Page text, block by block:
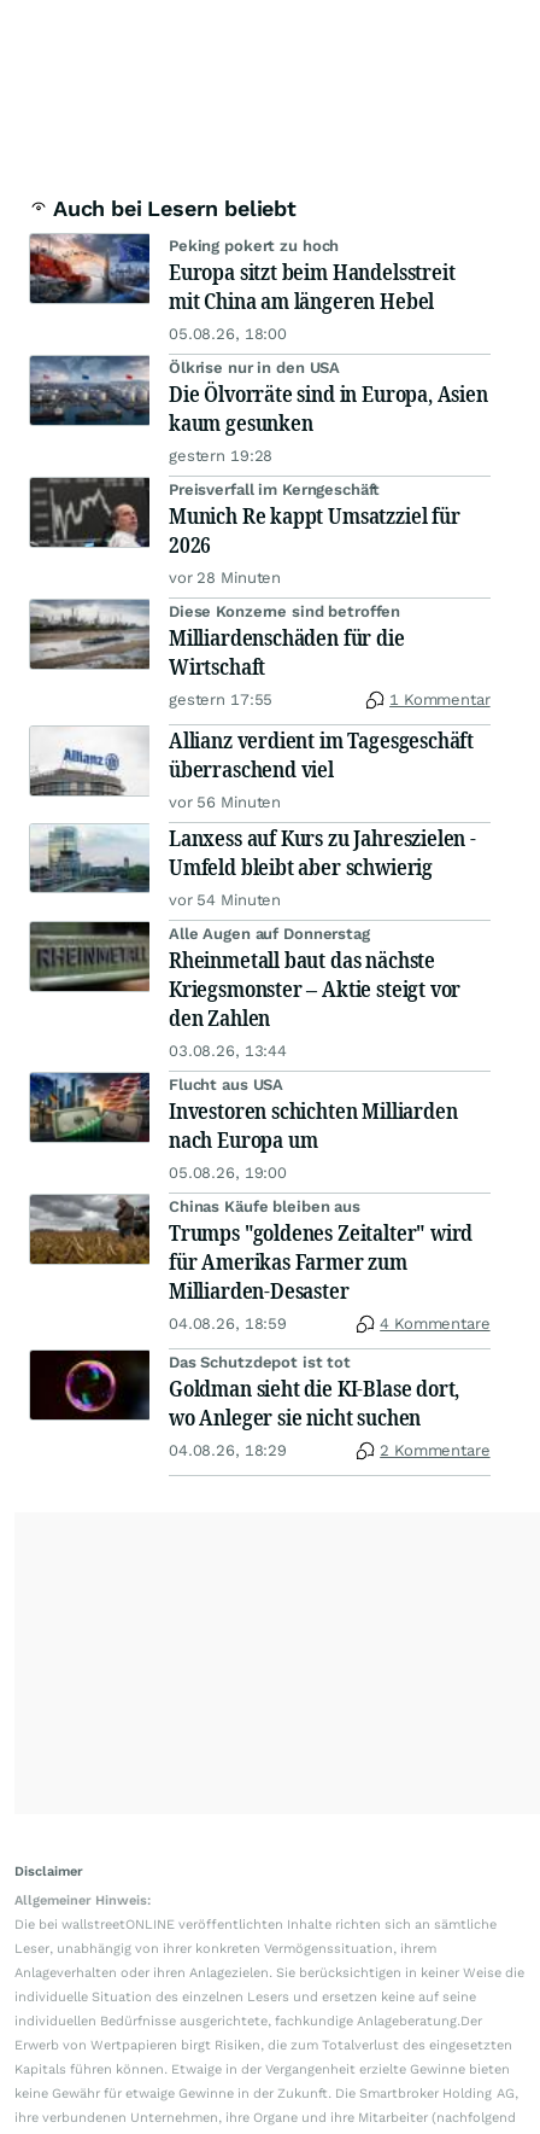
Auch bei Lesern beliebt
Peking pokert zu hoch
Europa sitzt beim Handelsstreit
mit China am längeren Hebel
05.08.26, 18:00
Ölkrise nur in den USA
Die Ölvorräte sind in Europa, Asien
kaum gesunken
gestern 19:28
Preisverfall im Kerngeschäft
Munich Re kappt Umsatzziel für
2026
vor 28 Minuten
Diese Konzerne sind betroffen
Milliardenschäden für die
Wirtschaft
gestern 17:55 1 Kommentar
Allianz verdient im Tagesgeschäft
überraschend viel
vor 56 Minuten
Lanxess auf Kurs zu Jahreszielen -
Umfeld bleibt aber schwierig
vor 54 Minuten
Alle Augen auf Donnerstag
Rheinmetall baut das nächste
Kriegsmonster – Aktie steigt vor
den Zahlen
03.08.26, 13:44
Flucht aus USA
Investoren schichten Milliarden
nach Europa um
05.08.26, 19:00
Chinas Käufe bleiben aus
Trumps "goldenes Zeitalter" wird
für Amerikas Farmer zum
Milliarden-Desaster
04.08.26, 18:59 4 Kommentare
Das Schutzdepot ist tot
Goldman sieht die KI-Blase dort,
wo Anleger sie nicht suchen
04.08.26, 18:29 2 Kommentare
Disclaimer
Allgemeiner Hinweis:
Die bei wallstreetONLINE veröffentlichten Inhalte richten sich an sämtliche
Leser, unabhängig von ihrer konkreten Vermögenssituation, ihrem
Anlageverhalten oder ihren Anlagezielen. Sie berücksichtigen in keiner Weise die
individuelle Situation des einzelnen Lesers und ersetzen keine auf seine
individuellen Bedürfnisse ausgerichtete, fachkundige Anlageberatung.Der
Erwerb von Wertpapieren birgt Risiken, die zum Totalverlust des eingesetzten
Kapitals führen können. Etwaige in der Vergangenheit erzielte Gewinne bieten
keine Gewähr für etwaige Gewinne in der Zukunft. Die Smartbroker Holding AG,
ihre verbundenen Unternehmen, ihre Organe und ihre Mitarbeiter (nachfolgend